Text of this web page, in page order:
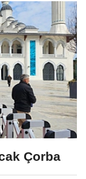
Çorba